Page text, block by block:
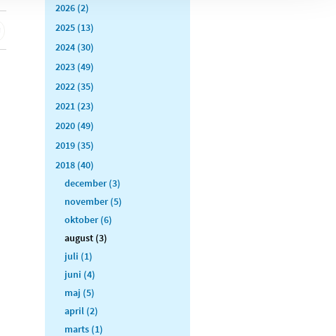
2026 (2)
2025 (13)
2024 (30)
2023 (49)
2022 (35)
2021 (23)
2020 (49)
2019 (35)
2018 (40)
december (3)
november (5)
oktober (6)
august (3)
juli (1)
juni (4)
maj (5)
april (2)
marts (1)